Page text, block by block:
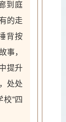
到庭
的走
背按
事，
提升
处处
校“四